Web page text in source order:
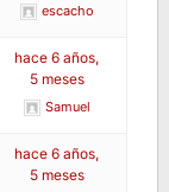
escacho
hace 6 años,
5 meses
Samuel
hace 6 años,
5 meses